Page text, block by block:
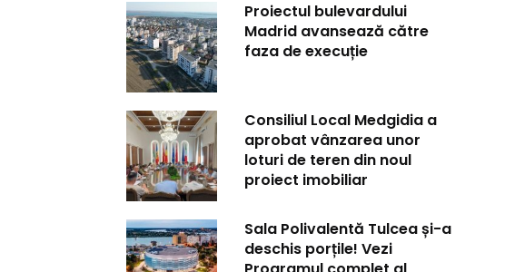
Proiectul bulevardului
Madrid avansează către
faza de execuție
Consiliul Local Medgidia a
aprobat vânzarea unor
loturi de teren din noul
proiect imobiliar
Sala Polivalentă Tulcea și-a
deschis porțile! Vezi